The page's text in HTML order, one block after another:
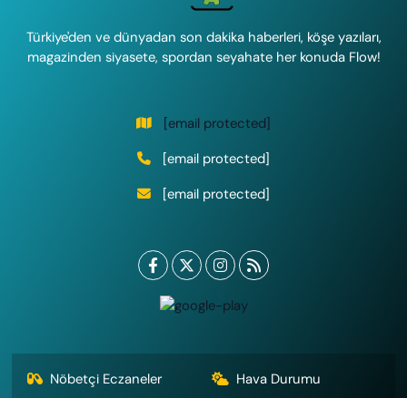
Türkiye'den ve dünyadan son dakika haberleri, köşe yazıları,
magazinden siyasete, spordan seyahate her konuda Flow!
[email protected]
[email protected]
[email protected]
Nöbetçi Eczaneler Hava Durumu